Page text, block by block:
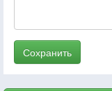
Сохранить